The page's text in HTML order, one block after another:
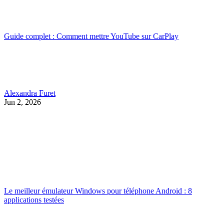
Guide complet : Comment mettre YouTube sur CarPlay
Alexandra Furet
Jun 2, 2026
Le meilleur émulateur Windows pour téléphone Android : 8
applications testées